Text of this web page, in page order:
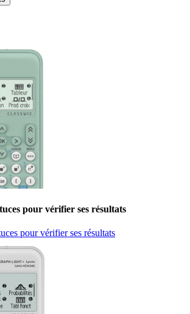
pour vérifier ses résultats
pour vérifier ses résultats